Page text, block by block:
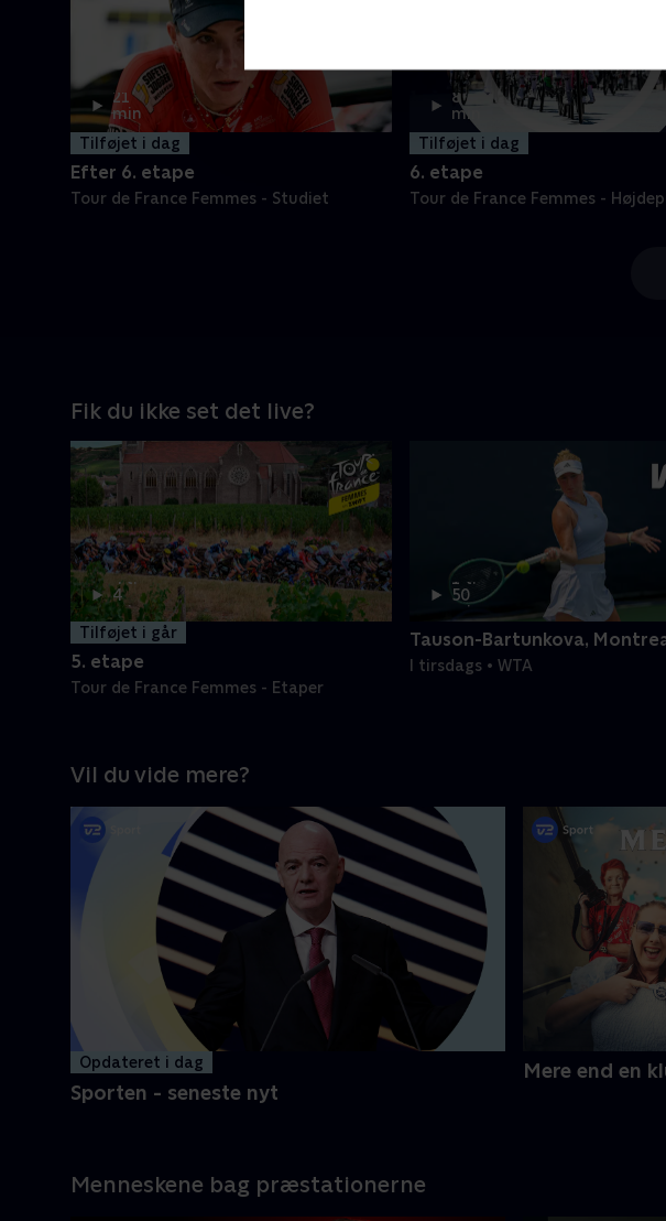
21
min
Tilføjet i dag
Efter 6. etape
Tour de France Femmes - Studiet
8
min
Tilføjet i dag
6. etape
Tour de France Femmes -
Fik du ikke set det live?
4 t.
4
min
Tilføjet i går
5. etape
Tour de France Femmes - Etaper
1 t.
50
min
Tauson-Bartunkova,
I tirsdags • WTA
Vil du vide mere?
Opdateret i dag
Sporten - seneste nyt
Mere end en
Menneskene bag præstationerne